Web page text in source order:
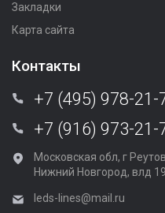
Закладки
Карта сайта
Контакты
+7 (495) 978-21-
+7 (916) 973-21-
Московская обл, г
Нижний Новгород, влд
leds-lines@mail.ru